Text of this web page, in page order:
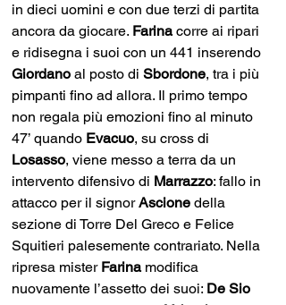
in dieci uomini e con due terzi di partita
ancora da giocare. Farina corre ai ripari
e ridisegna i suoi con un 441 inserendo
Giordano al posto di Sbordone, tra i più
pimpanti fino ad allora. Il primo tempo
non regala più emozioni fino al minuto
47’ quando Evacuo, su cross di
Losasso, viene messo a terra da un
intervento difensivo di Marrazzo: fallo in
attacco per il signor Ascione della
sezione di Torre Del Greco e Felice
Squitieri palesemente contrariato. Nella
ripresa mister Farina modifica
nuovamente l’assetto dei suoi: De Sio